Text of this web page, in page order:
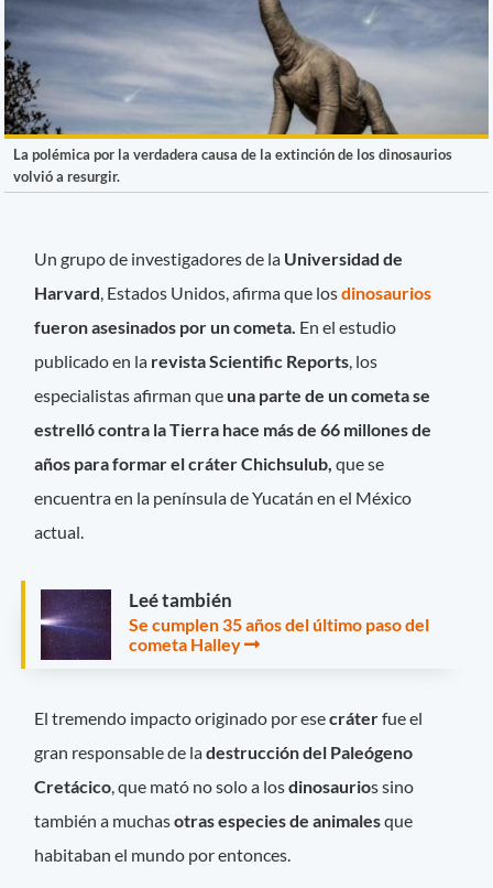
La polémica por la verdadera causa de la extinción de los dinosaurios
volvió a resurgir.
Un grupo de investigadores de la Universidad de
Harvard , Estados Unidos, afirma que losdinosaurios
fueron asesinados por un cometa. En el estudio
publicado en la revista Scientific Reports , los
especialistas afirman que una parte de un cometa se
estrelló contra la Tierra hace más de 66 millones de
años para formar el cráter Chichsulub, que se
encuentra en la península de Yucatán en el México
actual.
Leé también
Se cumplen 35 años del último paso del
cometa Halley
El tremendo impacto originado por esecráterfue el
gran responsable de ladestrucción del Paleógeno
Cretácico, que mató no solo a losdinosaurios sino
también a muchasotras especies de animalesque
habitaban el mundo por entonces.